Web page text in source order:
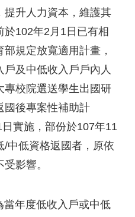
提升人力資本，維護其
102年2月1日已有相
規定放寬適用計畫，
及中低收入戶戶內人
專校院選送學生出國研
國後專案性補助計
實施，部份於107年11
/中低資格返國者，原依
影響。
年度低收入戶或中低